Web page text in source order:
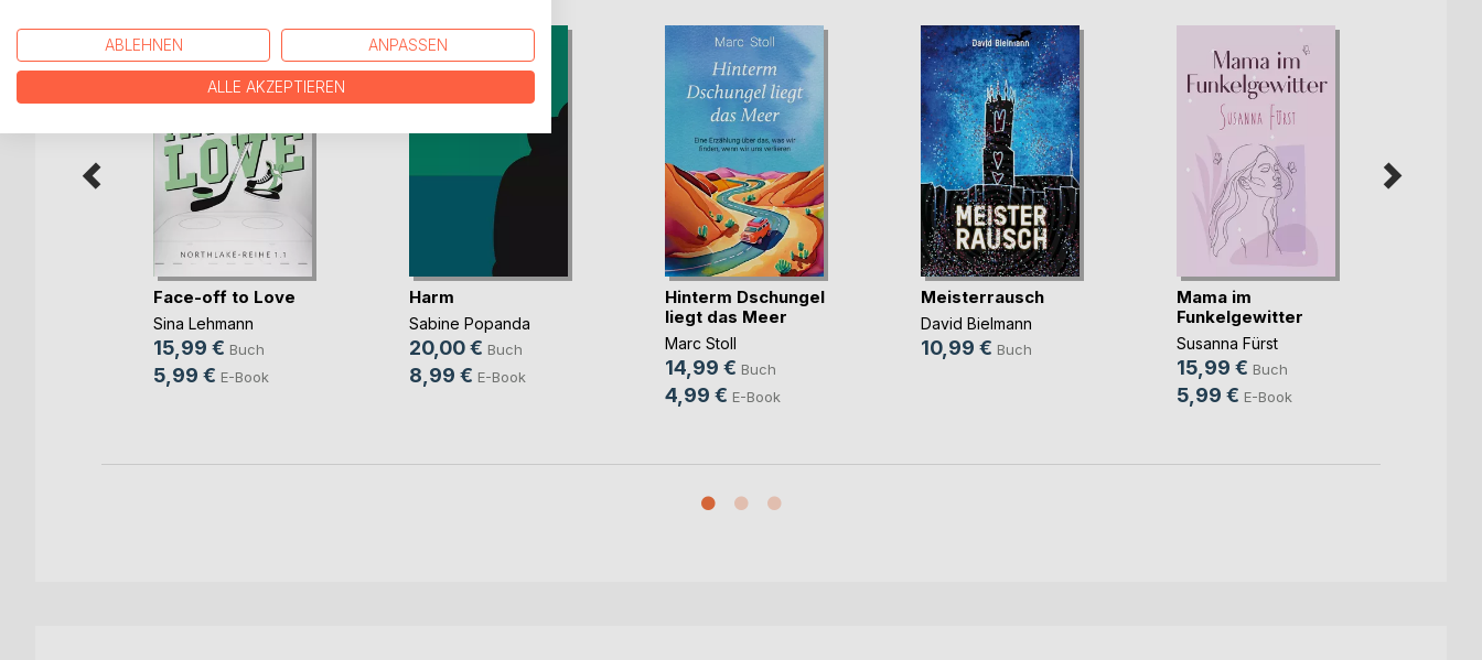
Face-off to Love
Sina Lehmann
15,99 € Buch
5,99 € E-Book
Harm
Sabine Popanda
20,00 € Buch
8,99 € E-Book
Hinterm Dschungel
liegt das Meer
Marc Stoll
14,99 € Buch
4,99 € E-Book
Meisterrausch
David Bielmann
10,99 € Buch
Mama im
Funkelgewitter
Susanna Fürst
15,99 € Buch
5,99 € E-Book
ABLEHNEN ANPASSEN
ALLE AKZEPTIEREN